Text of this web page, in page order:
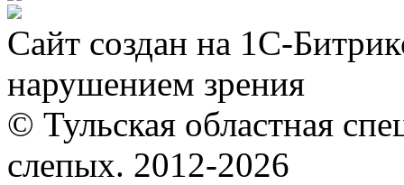
Сайт создан на 1С-
нарушением зрения
© Тульская областная
слепых. 2012-2026